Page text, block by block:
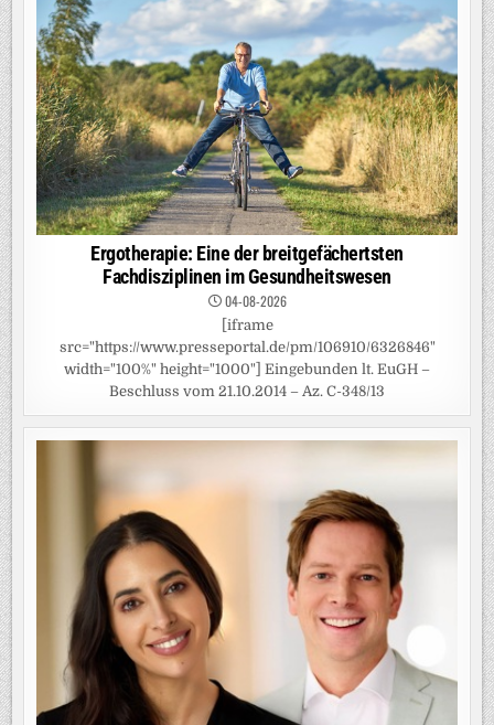
Ergotherapie: Eine der breitgefächertsten
Fachdisziplinen im Gesundheitswesen
04-08-2026
[iframe
src="https://www.presseportal.de/pm/106910/6326846"
width="100%" height="1000"] Eingebunden lt. EuGH –
Beschluss vom 21.10.2014 – Az. C-348/13